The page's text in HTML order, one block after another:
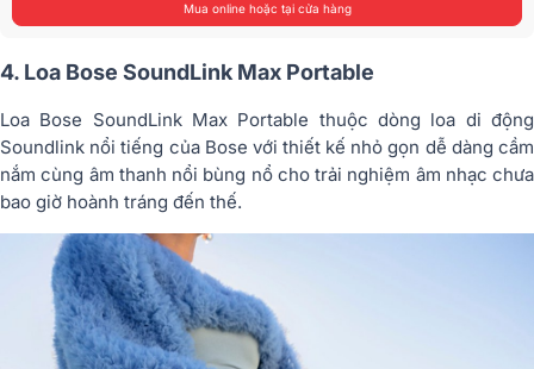
Mua online hoặc tại cửa hàng
4. Loa Bose SoundLink Max Portable
Loa Bose SoundLink Max Portable thuộc dòng loa di động
Soundlink nổi tiếng của Bose với thiết kế nhỏ gọn dễ dàng cầm
nắm cùng âm thanh nổi bùng nổ cho trải nghiệm âm nhạc chưa
bao giờ hoành tráng đến thế.